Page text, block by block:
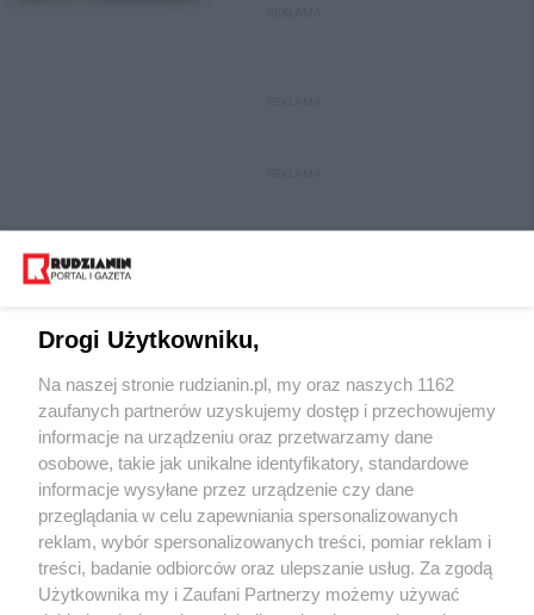
Wydawca mediów lokalnych
Nie zapomnij
zapoznać się z:
polityką prywatności regulamin korzystania z portali
Twojemiasto Skontakuj sięz nami
Drogi Użytkowniku,
Na naszej stronie rudzianin.pl, my oraz naszych 1162
zaufanych partnerów uzyskujemy dostęp i przechowujemy
informacje na urządzeniu oraz przetwarzamy dane
osobowe, takie jak unikalne identyfikatory, standardowe
informacje wysyłane przez urządzenie czy dane
przeglądania w celu zapewniania spersonalizowanych
reklam, wybór spersonalizowanych treści, pomiar reklam i
treści, badanie odbiorców oraz ulepszanie usług. Za zgodą
Użytkownika my i Zaufani Partnerzy możemy używać